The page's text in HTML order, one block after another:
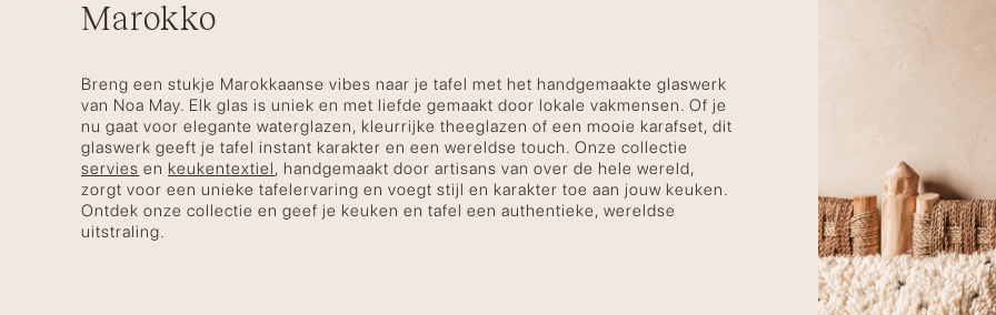
Marokko
Breng een stukje Marokkaanse vibes naar je tafel met het handgemaakte glaswerk
van Noa May. Elk glas is uniek en met liefde gemaakt door lokale vakmensen. Of je
nu gaat voor elegante waterglazen, kleurrijke theeglazen of een mooie karafset, dit
glaswerk geeft je tafel instant karakter en een wereldse touch. Onze collectie
servies en keukentextiel, handgemaakt door artisans van over de hele wereld,
zorgt voor een unieke tafelervaring en voegt stijl en karakter toe aan jouw keuken.
Ontdek onze collectie en geef je keuken en tafel een authentieke, wereldse
uitstraling.